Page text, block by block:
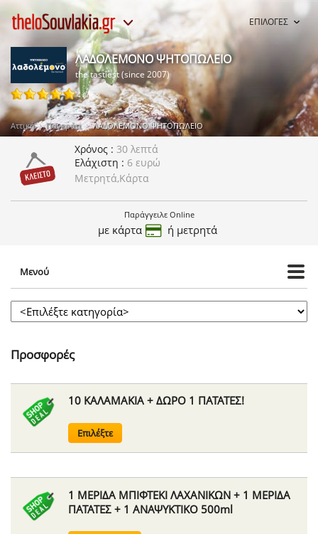
ΕΠΙΛΟΓΕΣ
ΛΑΔΟΛΕΜΟΝΟ ΨΗΤΟΠΩΛΕΙΟ
the tastiest (since 2007)
4 ψήφοι
Αττική Παγκράτι ΛΑΔΟΛΕΜΟΝΟ ΨΗΤΟΠΩΛΕΙΟ
Χρόνος
30 λεπτά
Ελάχιστη
6 ευρώ
Μετρητά,Κάρτα
Παράγγειλε Online
με κάρτα ή μετρητά
Μενού
Προσφορές
10 ΚΑΛΑΜΑΚΙΑ + ΔΩΡΟ 1 ΠΑΤΑΤΕΣ!
Επιλέξτε
1 ΜΕΡΙΔΑ ΜΠΙΦΤΕΚΙ ΛΑΧΑΝΙΚΩΝ + 1 ΜΕΡΙΔΑ
ΠΑΤΑΤΕΣ + 1 ΑΝΑΨΥΚΤΙΚΟ 500ml